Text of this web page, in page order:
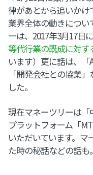
律があとから追いかけ
業界全体の動きについ
ーは、2017年3月17日に
等代行業の既成に対
います）更に話は、「
「開発会社との協業
した。
現在マネーツリーは「
プラットフォーム「
いただいています。マ
た時の秘話などの話も。